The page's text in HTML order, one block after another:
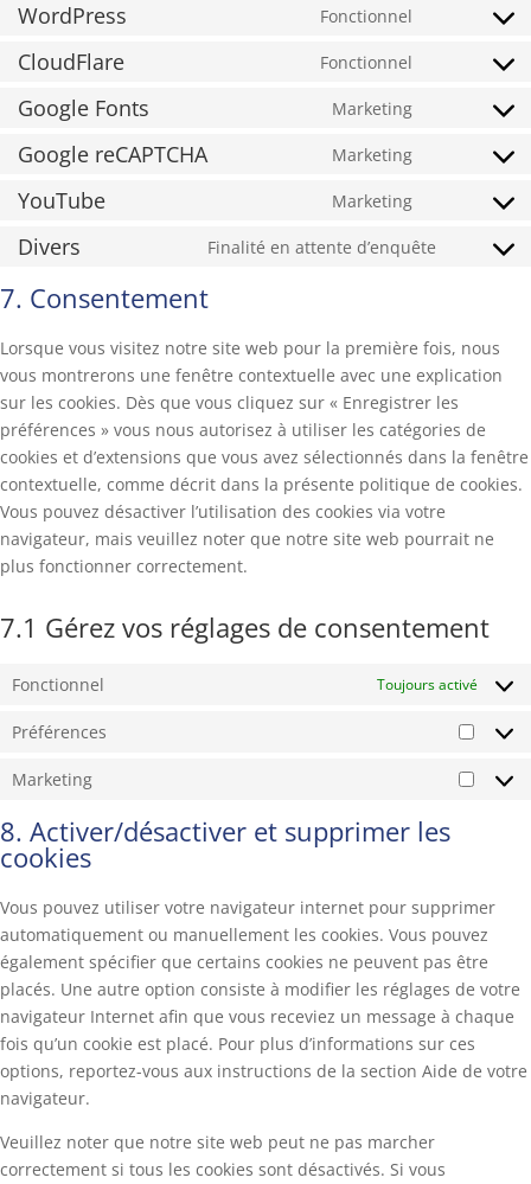
complianz
WordPress Fonctionnel
wordpress
CloudFlare Fonctionnel
cloudflare
Google Fonts Marketing
Google reCAPTCHA Marketing
google-
YouTube Marketing
to
Divers Finalité en attente d’enquête
Consent
divers
7. Consentement
Lorsque vous visitez notre site web pour la première fois, nous
vous montrerons une fenêtre contextuelle avec une explication
sur les cookies. Dès que vous cliquez sur « Enregistrer les
préférences » vous nous autorisez à utiliser les catégories de
cookies et d’extensions que vous avez sélectionnés dans la fenêtre
contextuelle, comme décrit dans la présente politique de cookies.
Vous pouvez désactiver l’utilisation des cookies via votre
navigateur, mais veuillez noter que notre site web pourrait ne
plus fonctionner correctement.
7.1 Gérez vos réglages de consentement
Fonctionnel Toujours activé
Préférences
Marketing
8. Activer/désactiver et supprimer les
cookies
Vous pouvez utiliser votre navigateur internet pour supprimer
automatiquement ou manuellement les cookies. Vous pouvez
également spécifier que certains cookies ne peuvent pas être
placés. Une autre option consiste à modifier les réglages de votre
navigateur Internet afin que vous receviez un message à chaque
fois qu’un cookie est placé. Pour plus d’informations sur ces
options, reportez-vous aux instructions de la section Aide de votre
navigateur.
Veuillez noter que notre site web peut ne pas marcher
correctement si tous les cookies sont désactivés. Si vous